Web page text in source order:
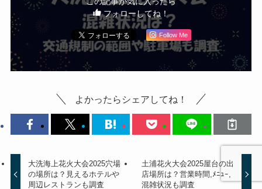
フォローしてね！
Follow Me
よかったらシェアしてね！
大洗海上花火大会2025穴場
の場所は？見えるホテルや
周辺レストランも調査
土浦花火大会2025屋台の出
店場所は？営業時間,ﾒﾆｭｰ,
混雑状況も調査